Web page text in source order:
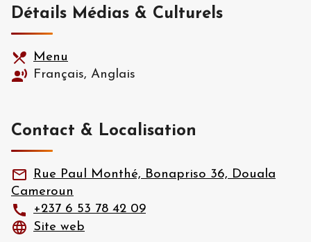
Détails Médias & Culturels
Menu
Français, Anglais
Contact & Localisation
Rue Paul Monthé, Bonapriso 36, Douala
Cameroun
+237 6 53 78 42 09
Site web